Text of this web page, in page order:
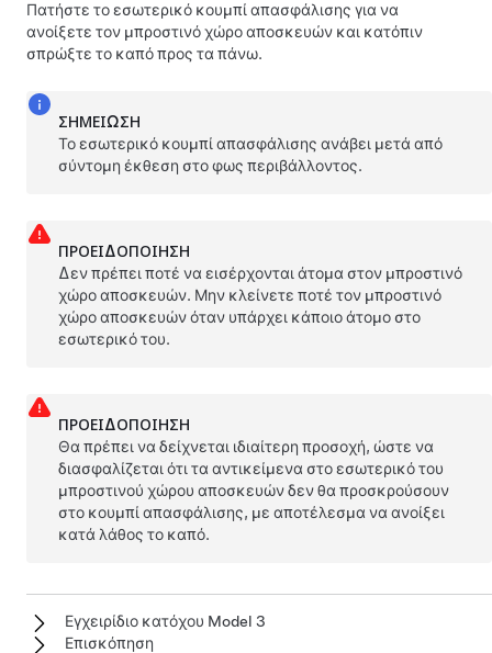
Πατήστε το εσωτερικό κουμπί απασφάλισης για να
ανοίξετε τον μπροστινό χώρο αποσκευών και κατόπιν
σπρώξτε το καπό προς τα πάνω.
ΣΗΜΕΊΩΣΗ
Το εσωτερικό κουμπί απασφάλισης ανάβει μετά από
σύντομη έκθεση στο φως περιβάλλοντος.
ΠΡΟΕΙΔΟΠΟΊΗΣΗ
Δεν πρέπει ποτέ να εισέρχονται άτομα στον μπροστινό
χώρο αποσκευών. Μην κλείνετε ποτέ τον μπροστινό
χώρο αποσκευών όταν υπάρχει κάποιο άτομο στο
εσωτερικό του.
ΠΡΟΕΙΔΟΠΟΊΗΣΗ
Θα πρέπει να δείχνεται ιδιαίτερη προσοχή, ώστε να
διασφαλίζεται ότι τα αντικείμενα στο εσωτερικό του
μπροστινού χώρου αποσκευών δεν θα προσκρούσουν
στο κουμπί απασφάλισης, με αποτέλεσμα να ανοίξει
κατά λάθος το καπό.
Εγχειρίδιο κατόχου Model 3
Επισκόπηση